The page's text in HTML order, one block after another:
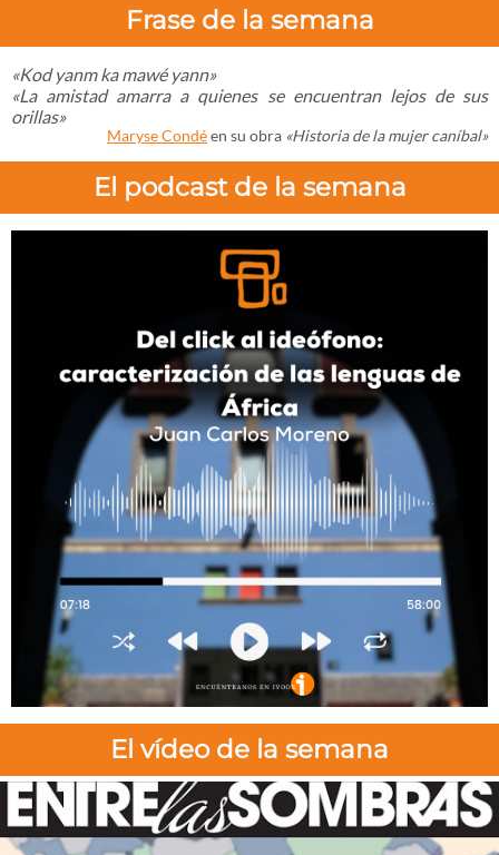
Frase de la semana
«Kod yanm ka mawé yann»
«La amistad amarra a quienes se encuentran lejos de sus
orillas»
Maryse Condéen su obra «Historia de la mujer caníbal»
El podcast de la semana
El vídeo de la semana